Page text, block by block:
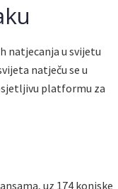
natjecanja u svijetu
natječu se u
platformu za
uz 174 konjske